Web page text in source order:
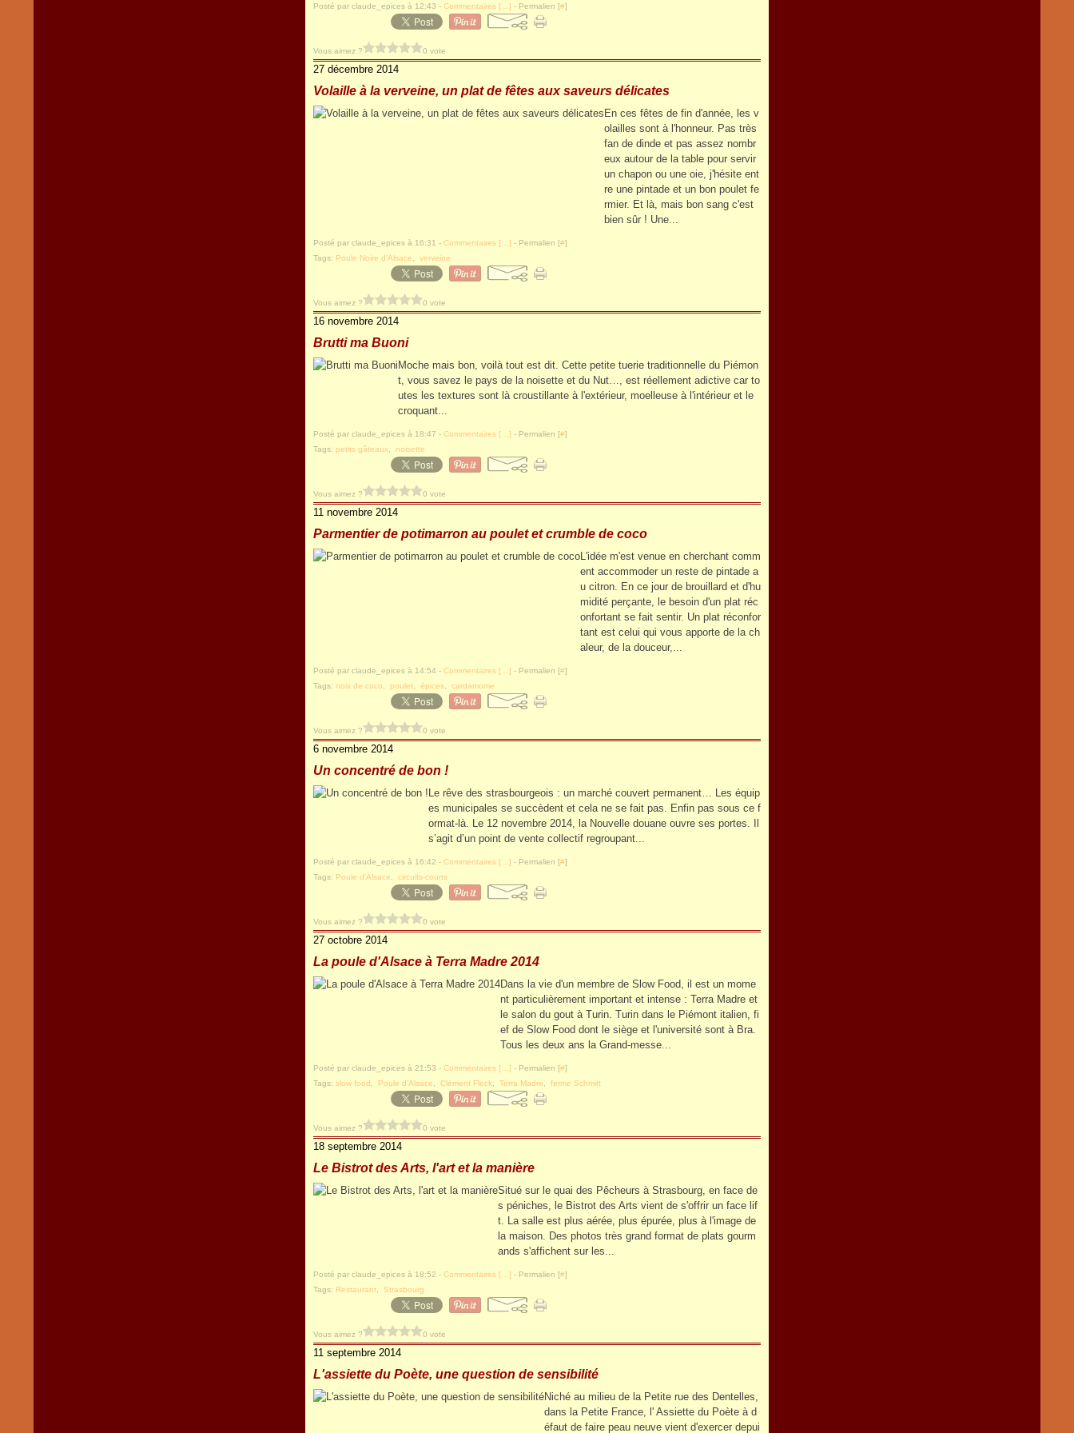
Posté par claude_epices à 12:43 - Commentaires [ ] - Permalien [#]
Vous aimez ? 0 vote
27 décembre 2014
Volaille à la verveine, un plat de fêtes aux saveurs délicates
En ces fêtes de fin d'année, les v
olailles sont à l'honneur. Pas très
fan de dinde et pas assez nombr
eux autour de la table pour servir
un chapon ou une oie, j'hésite ent
re une pintade et un bon poulet fe
rmier. Et là, mais bon sang c'est
bien sûr ! Une...
Posté par claude_epices à 16:31 - Commentaires [ ] - Permalien [#]
Tags: Poule Noire d'Alsace verveine
Vous aimez ? 0 vote
16 novembre 2014
Brutti ma Buoni
Moche mais bon, voilà tout est dit. Cette petite tuerie traditionnelle du Piémon
t, vous savez le pays de la noisette et du Nut…, est réellement adictive car to
utes les textures sont là croustillante à l'extérieur, moelleuse à l'intérieur et le
croquant...
Posté par claude_epices à 18:47 - Commentaires [ ] - Permalien [#]
Tags: petits gâteaux noisette
Vous aimez ? 0 vote
11 novembre 2014
Parmentier de potimarron au poulet et crumble de coco
L'idée m'est venue en cherchant comm
ent accommoder un reste de pintade a
u citron. En ce jour de brouillard et d'hu
midité perçante, le besoin d'un plat réc
onfortant se fait sentir. Un plat réconfor
tant est celui qui vous apporte de la ch
aleur, de la douceur,...
Posté par claude_epices à 14:54 - Commentaires [ ] - Permalien [#]
Tags: noix de coco poulet épices cardamome
Vous aimez ? 0 vote
6 novembre 2014
Un concentré de bon !
Le rêve des strasbourgeois : un marché couvert permanent… Les équip
es municipales se succèdent et cela ne se fait pas. Enfin pas sous ce f
ormat-là. Le 12 novembre 2014, la Nouvelle douane ouvre ses portes. Il
s’agit d’un point de vente collectif regroupant...
Posté par claude_epices à 16:42 - Commentaires [ ] - Permalien [#]
Tags: Poule d'Alsace circuits-courts
Vous aimez ? 0 vote
27 octobre 2014
La poule d'Alsace à Terra Madre 2014
Dans la vie d'un membre de Slow Food, il est un mome
nt particulièrement important et intense : Terra Madre et
le salon du gout à Turin. Turin dans le Piémont italien, fi
ef de Slow Food dont le siège et l'université sont à Bra.
Tous les deux ans la Grand-messe...
Posté par claude_epices à 21:53 - Commentaires [ ] - Permalien [#]
Tags: slow food Poule d'Alsace Clément Fleck Terra Madre ferme Schmitt
Vous aimez ? 0 vote
18 septembre 2014
Le Bistrot des Arts, l'art et la manière
Situé sur le quai des Pêcheurs à Strasbourg, en face de
s péniches, le Bistrot des Arts vient de s'offrir un face lif
t. La salle est plus aérée, plus épurée, plus à l'image de
la maison. Des photos très grand format de plats gourm
ands s'affichent sur les...
Posté par claude_epices à 18:52 - Commentaires [ ] - Permalien [#]
Tags: Restaurant Strasbourg
Vous aimez ? 0 vote
11 septembre 2014
L'assiette du Poète, une question de sensibilité
Niché au milieu de la Petite rue des Dentelles,
dans la Petite France, l' Assiette du Poète à d
éfaut de faire peau neuve vient d'exercer depui